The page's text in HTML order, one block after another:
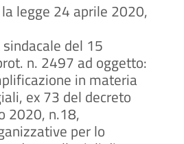
legge 24 aprile 2020,
del 15
n. 2497 ad oggetto:
in materia
ex 73 del decreto
2020, n.18,
per lo